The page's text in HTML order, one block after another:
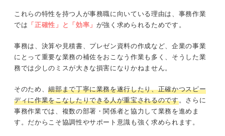
これらの特性を持つ人が事務職に向いている理由は、事務作業
では 「正確性」と「効率」 が強く求められるためです。
事務は、決算や見積書、プレゼン資料の作成など、企業の事業
にとって重要な業務の補佐をおこなう作業も多く、そうした業
務では少しのミスが大きな損害になりかねません。
そのため、細部まで丁寧に業務を遂行したり、正確かつスピー
ディに作業をこなしたりできる人が重宝されるのです。さらに
事務作業では、複数の部署・関係者と協力して業務を進めま
す。だからこそ協調性やサポート意識も強く求められます。